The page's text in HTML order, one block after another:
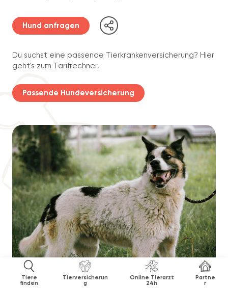
Tiere
finden
Tierversicherun
g
Online Tierarzt
24h
Partne
r
Hund anfragen
Du suchst eine passende Tierkrankenversicherung? Hier
geht's zum Tarifrechner.
Passende Hundeversicherung